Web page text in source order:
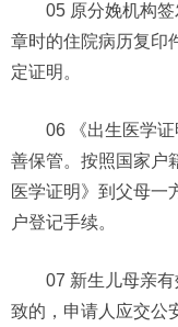
05 原分娩机构
章时的住院病历复印
定证明。
06 《出生医学
善保管。按照国家户
医学证明》到父母一
户登记手续。
07 新生儿母亲
致的，申请人应交公